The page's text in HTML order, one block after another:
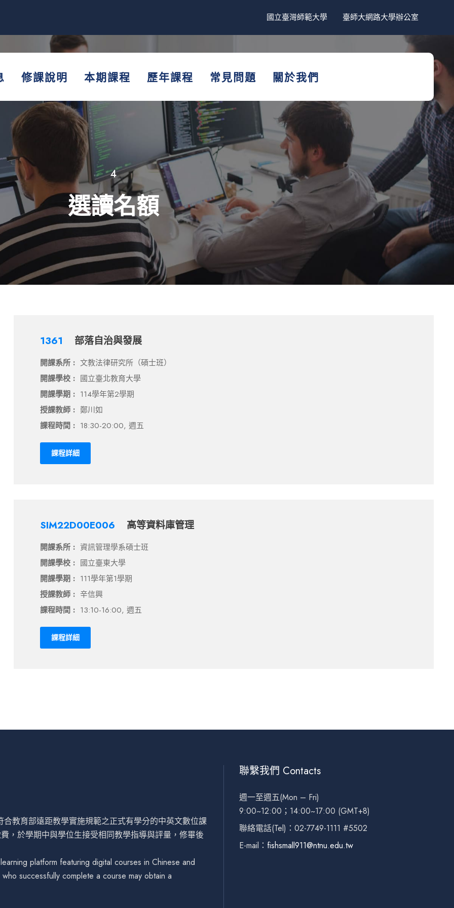
國立臺灣師範大學 臺師大網路大學辦公室
修課說明 本期課程 歷年課程 常見問題 關於我們
4
選讀名額
1361 部落自治與發展
開課系所 : 文教法律研究所（碩士班）
開課學校 : 國立臺北教育大學
開課學期 : 114學年第2學期
授課教師 : 鄭川如
課程時間 : 18:30-20:00, 週五
課程詳細
SIM22D00E006 高等資料庫管理
開課系所 : 資訊管理學系碩士班
開課學校 : 國立臺東大學
開課學期 : 111學年第1學期
授課教師 : 辛信興
課程時間 : 13:10-16:00, 週五
課程詳細
教育部遠距教學實施規範之正式有學分的中英文數位課
，於學期中與學位生接受相同教學指導與評量，修畢後
platform featuring digital courses in Chinese and
successfully complete a course may obtain a
聯繫我們 Contacts
週一至週五(Mon – Fri)
9:00~12:00；14:00~17:00 (GMT+8)
聯絡電話(Tel)：02-7749-1111 #5502
E-mail： fishsmall911@ntnu.edu.tw